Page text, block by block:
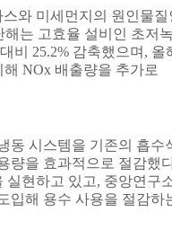
와 미세먼지의 원인물질
해는 고효율 설비인 초저녹
비 25.2% 감축했으며 , 올
NOx 배출량을 추가로
동 시스템을 기존의 흡수
량을 효과적으로 절감했
실현하고 있고, 중앙연구
입해 용수 사용을 절감하